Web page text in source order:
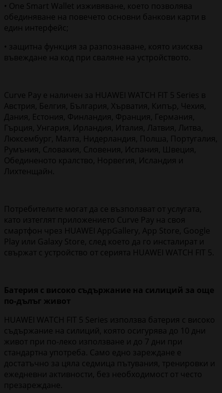
• One Smart Wallet изживяване, което позволява
обединяване на повечето основни банкови карти в
един интерфейс;
• защитна функция за разпознаване, която изисква
въвеждане на код при сваляне на устройството.
Curve Pay е наличен за HUAWEI WATCH FIT 5 Series в
Австрия, Белгия, България, Хърватия, Кипър, Чехия,
Дания, Естония, Финландия, Франция, Германия,
Гърция, Унгария, Ирландия, Италия, Латвия, Литва,
Люксембург, Малта, Нидерландия, Полша, Португалия,
Румъния, Словакия, Словения, Испания, Швеция,
Обединеното кралство, Норвегия, Исландия и
Лихтенщайн.
Потребителите могат да се възползват от услугата,
като изтеглят приложението Curve Pay на своя
смартфон чрез HUAWEI AppGallery, App Store, Google
Play или Galaxy Store, след което да го инсталират и
свържат с устройство от серията HUAWEI WATCH FIT 5.
Батерия с високо съдържание на силиций за още
по-дълъг живот
HUAWEI WATCH FIT 5 Series използва батерия с високо
съдържание на силиций, която осигурява до 10 дни
живот при по-леко използване и до 7 дни при
стандартна употреба. Само едно зареждане е
достатъчно за цяла седмица пътувания, тренировки и
ежедневни активности, без необходимост от често
презареждане.